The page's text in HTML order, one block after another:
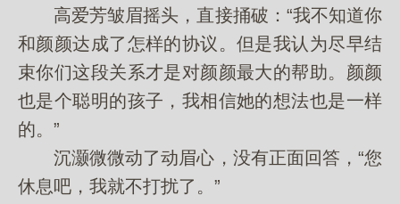
高爱芳皱眉摇头，直接捅破：“我不知道你
和颜颜达成了怎样的协议。但是我认为尽早结
束你们这段关系才是对颜颜最大的帮助。颜颜
也是个聪明的孩子，我相信她的想法也是一样
的。”
沉灏微微动了动眉心，没有正面回答，“您
休息吧，我就不打扰了。”